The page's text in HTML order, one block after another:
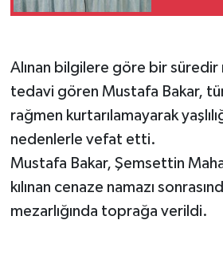
Alınan bilgilere göre bir süredir
tedavi gören Mustafa Bakar,
rağmen kurtarılamayarak
nedenlerle vefat etti.
Mustafa Bakar, Şemsettin
kılınan cenaze namazı
mezarlığında toprağa verildi.